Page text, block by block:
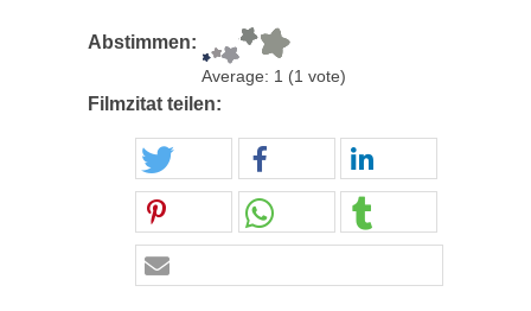
Abstimmen:
Average: 1 (1 vote)
Filmzitat teilen: